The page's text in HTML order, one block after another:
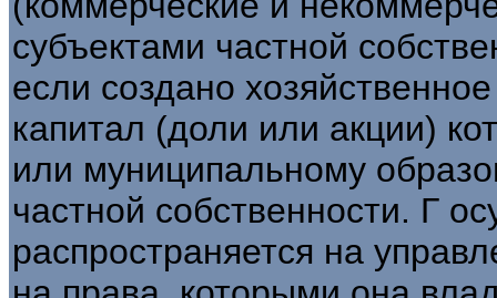
субъектами частной
если создано
капитал (доли или акции)
или муниципальному
частной собственности. Г
распространяется на